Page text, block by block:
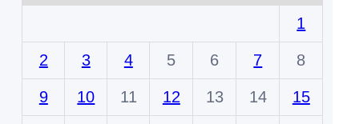
1
2 3 4 5 6 7 8
9 10 11 12 13 14 15